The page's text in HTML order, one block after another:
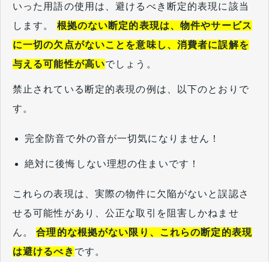
いった用語の使用は、避けるべき断定的表現に該当
します。 根拠のない断定的表現は、物件やサービス
に一切の欠点がないことを意味し、消費者に誤解を
与える可能性が高いでしょう。
禁止されている断定的表現の例は、以下のとおりで
す。
完全防音で外の音が一切気になりません！
絶対に後悔しない理想の住まいです！
これらの表現は、実際の物件に欠陥がないと誤認さ
せる可能性があり、公正な取引を阻害しかねませ
ん。合理的な根拠がない限り、これらの断定的表現
は避けるべき です。